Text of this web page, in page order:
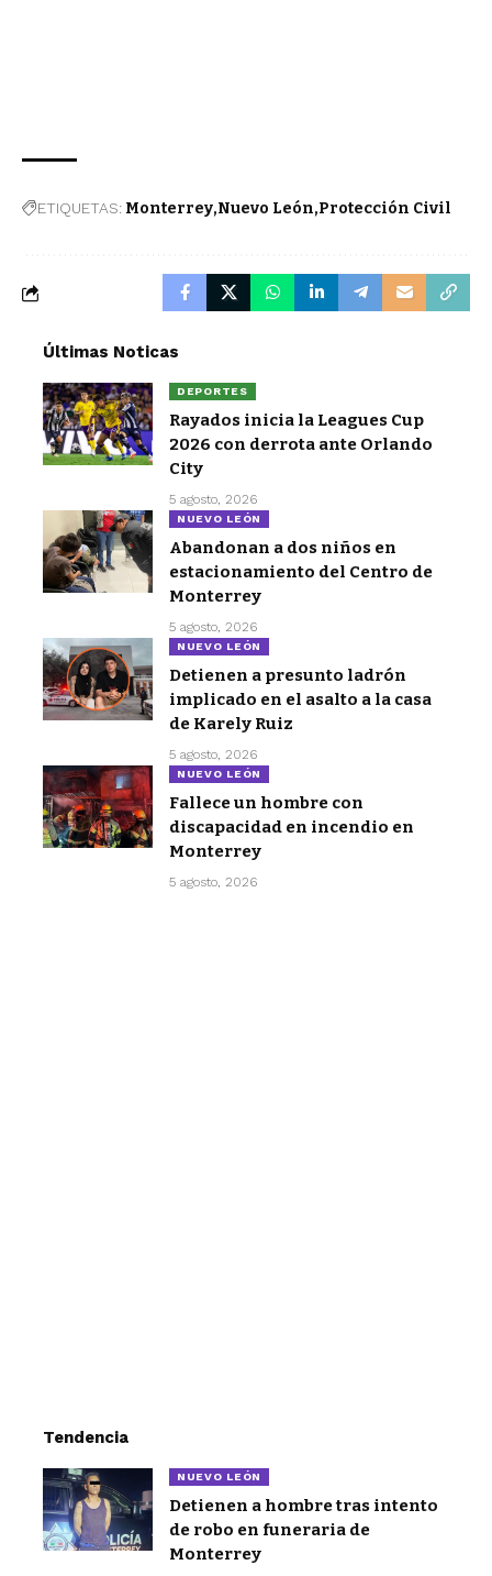
ETIQUETAS: Monterrey Nuevo León Protección Civil
Últimas Noticas
DEPORTES
Rayados inicia la Leagues Cup
2026 con derrota ante Orlando
City
5 agosto, 2026
NUEVO LEÓN
Abandonan a dos niños en
estacionamiento del Centro de
Monterrey
5 agosto, 2026
NUEVO LEÓN
Detienen a presunto ladrón
implicado en el asalto a la casa
de Karely Ruiz
5 agosto, 2026
NUEVO LEÓN
Fallece un hombre con
discapacidad en incendio en
Monterrey
5 agosto, 2026
Tendencia
NUEVO LEÓN
Detienen a hombre tras intento
de robo en funeraria de
Monterrey